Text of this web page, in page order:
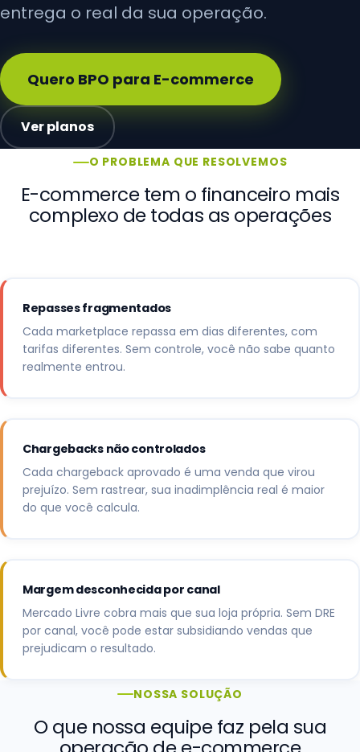
entrega o real da sua operação.
Quero BPO para E-commerce
Ver planos
O PROBLEMA QUE RESOLVEMOS
E-commerce tem o financeiro mais
complexo de todas as operações
Repasses fragmentados
Cada marketplace repassa em dias diferentes, com
tarifas diferentes. Sem controle, você não sabe quanto
realmente entrou.
Chargebacks não controlados
Cada chargeback aprovado é uma venda que virou
prejuízo. Sem rastrear, sua inadimplência real é maior
do que você calcula.
Margem desconhecida por canal
Mercado Livre cobra mais que sua loja própria. Sem DRE
por canal, você pode estar subsidiando vendas que
prejudicam o resultado.
NOSSA SOLUÇÃO
O que nossa equipe faz pela sua